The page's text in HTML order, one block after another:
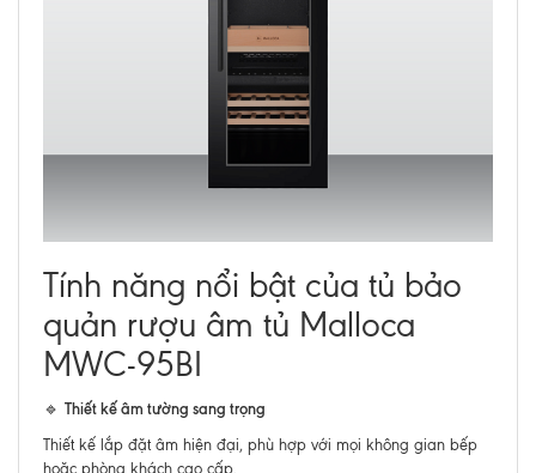
Tính năng nổi bật của tủ bảo
quản rượu âm tủ Malloca
MWC-95BI
🔹 Thiết kế âm tường sang trọng
Thiết kế lắp đặt âm hiện đại, phù hợp với mọi không gian bếp
hoặc phòng khách cao cấp.